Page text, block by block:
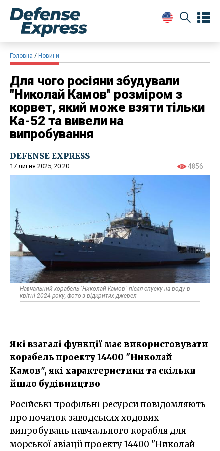
Головна Новини
Для чого росіяни збудували
"Николай Камов" розміром з
корвет, який може взяти тільки
Ка-52 та вивели на
випробування
DEFENSE EXPRESS
17 липня 2025, 20:20 4856
Навчальний корабель "Николай Камов" після спуску на воду в
квітні 2024 року, фото з відкритих джерел
Які взагалі функції має використовувати
корабель проекту 14400 "Николай
Камов", які характеристики та скільки
йшло будівництво
Російські профільні ресурси повідомляють
про початок заводських ходових
випробувань навчального корабля для
морської авіації проекту 14400 "Николай